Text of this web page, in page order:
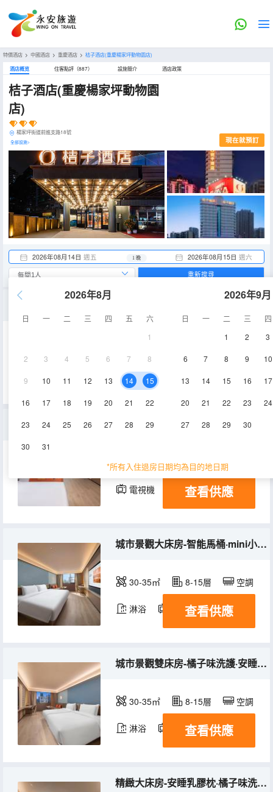
特價酒店 > 中國酒店 > 重慶酒店 > 桔子酒店(重慶楊家坪動物園店)
酒店概览 住客點評（887） 設施簡介 酒店政策
桔子酒店(重慶楊家坪動物園
店)
楊家坪街道前進支路18號
全部設施> 現在就預訂
2026年08月14日 週五 2026年08月15日 週六
1 晚
2026年8月
日 一 二 三 四 五
六
1
2 3 4 5 6 7 8
9 10 11 12 13 14 15
16 17 18 19 20 21 22
23 24 25 26 27 28 29
30 31
2026年9月
日 一 二 三
四
1
2 3
6 7 8 9 10
13 14 15 16 17
20 21 22 23 24
27 28 29 30
*所有入住退房日期均為目的地日期
重新搜尋
30-35㎡ 空調
淋浴
36㎡ 空調 淋浴
電視機 冰箱
查看供應
城市景觀大床房-智能馬桶·mini小冰箱·金可兒床墊
30-35㎡ 8-15層 空調
淋浴 電視機 冰箱
查看供應
城市景觀雙床房-橘子味洗護·安睡乳膠枕·金可兒床墊
30-35㎡ 8-15層 空調
淋浴 電視機 冰箱
查看供應
精緻大床房-安睡乳膠枕·橘子味洗護·金可兒床墊